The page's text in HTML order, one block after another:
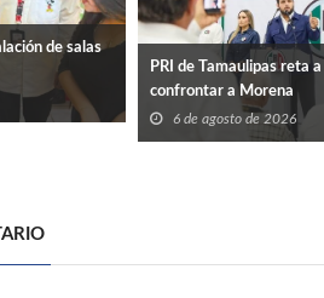
de salas
PRI de Tamaulipas reta
confrontar a Morena
6 de agosto de 2026